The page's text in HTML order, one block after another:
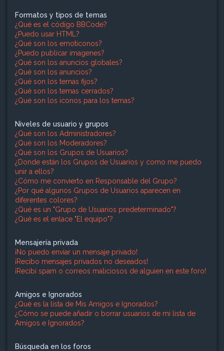
Formatos y tipos de temas
¿Qué es el código BBCode?
¿Puedo usar HTML?
¿Qué son los emoticonos?
¿Puedo publicar imagenes?
¿Qué son los anuncios globales?
¿Qué son los anuncios?
¿Qué son los temas fijos?
¿Qué son los temas cerrados?
¿Qué son los iconos para los temas?
Niveles de usuario y grupos
¿Qué son los Administradores?
¿Qué son los Moderadores?
¿Qué son los Grupos de Usuarios?
¿Donde están los Grupos de Usuarios y como me puedo
unir a ellos?
¿Cómo me convierto en Responsable del Grupo?
¿Por qué algunos Grupos de Usuarios aparecen en
diferentes colores?
¿Qué es un "Grupo de Usuarios predeterminado"?
¿Qué es el enlace "El equipo"?
Mensajería privada
¡No puedo enviar un mensaje privado!
¡Recibo mensajes privados no deseados!
¡Recibí spam o correos maliciosos de alguien en este foro!
Amigos e Ignorados
¿Qué es la lista de Mis Amigos e Ignorados?
¿Cómo se puede añadir o borrar usuarios de mi lista de
Amigos e Ignorados?
Búsqueda en los foros